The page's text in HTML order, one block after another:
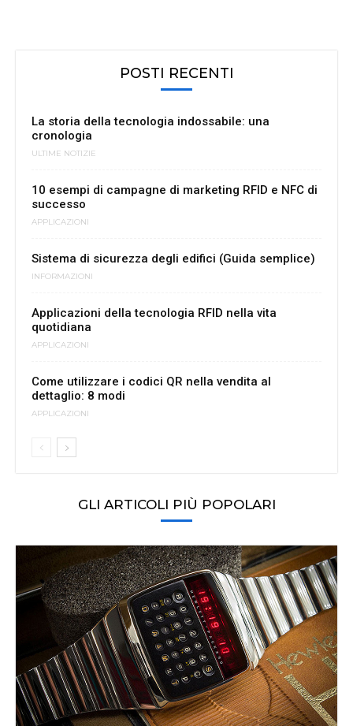
POSTI RECENTI
La storia della tecnologia indossabile: una
cronologia
ULTIME NOTIZIE
10 esempi di campagne di marketing RFID e NFC di
successo
APPLICAZIONI
Sistema di sicurezza degli edifici (Guida semplice)
INFORMAZIONI
Applicazioni della tecnologia RFID nella vita
quotidiana
APPLICAZIONI
Come utilizzare i codici QR nella vendita al
dettaglio: 8 modi
APPLICAZIONI
GLI ARTICOLI PIÙ POPOLARI